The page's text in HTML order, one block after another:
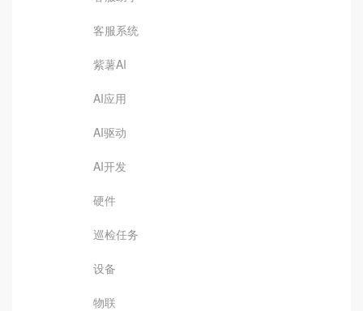
客服系统
紫薯AI
AI应用
AI驱动
AI开发
硬件
巡检任务
设备
物联